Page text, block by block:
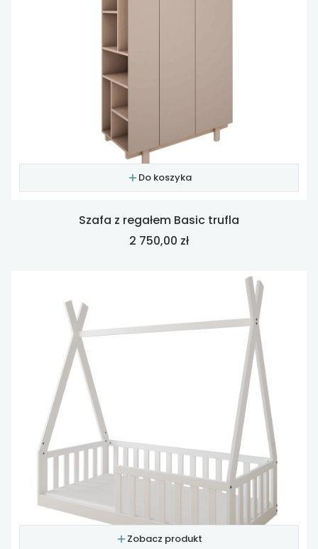
Do koszyka
Szafa z regałem Basic trufla
Cena
2 750,00 zł
Zobacz produkt